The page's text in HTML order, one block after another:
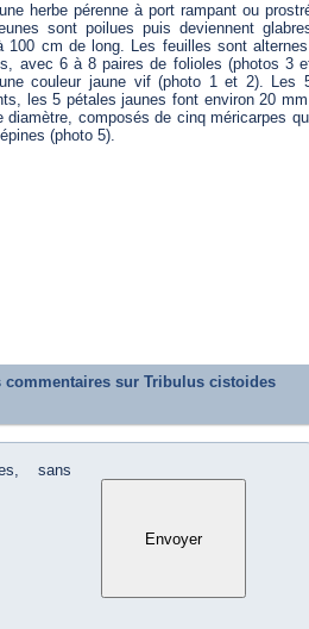
herbe pérenne à port rampant ou
sont poilues puis deviennent
100 cm de long. Les feuilles sont
avec 6 à 8 paires de folioles (photos 3
couleur jaune vif (photo 1 et 2). Les
les 5 pétales jaunes font environ 20
composés de cinq méricarpes
(photo 5).
commentaires sur Tribulus cistoides
sans